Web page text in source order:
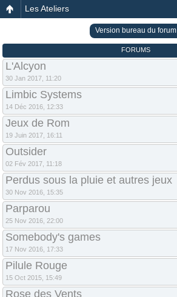
Les Ateliers
Version bureau du forum
FORUMS
L'Alcyon
30 Jan 2017, 11:20
Limbic Systems
14 Déc 2016, 12:33
Jeux de Rom
19 Juin 2017, 16:11
Outsider
02 Fév 2017, 11:18
Perdus sous la pluie et autres jeux
30 Nov 2016, 15:35
Parparou
25 Nov 2016, 22:00
Somebody's games
17 Nov 2016, 17:33
Pilule Rouge
15 Oct 2015, 15:49
Rose des Vents